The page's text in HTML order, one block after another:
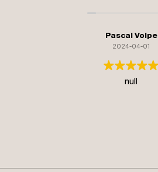
Pascal Volpe
2024-04-01
null